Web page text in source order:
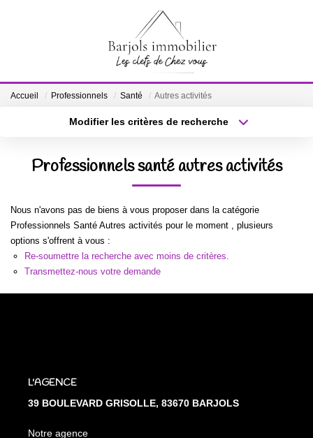
ACCUEIL
NOTRE ÉQUIPE
Accueil Professionnels Santé Autres activités
Modifier les critères de recherche
Plus de critères Créer une alerte
Professionnels santé autres activités
Nous n'avons pas de biens à vous proposer dans la catégorie
Professionnels Santé Autres activités pour le moment , plusieurs
options s'offrent à vous :
Re-soumettre la recherche avec moins de critères.
Transmettez-nous votre demande
L'AGENCE
39 BOULEVARD GRISOLLE, 83670 BARJOLS
Notre agence